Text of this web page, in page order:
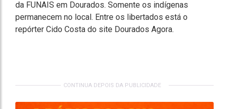
da FUNAIS em Dourados. Somente os indígenas
permanecem no local. Entre os libertados está o
repórter Cido Costa do site Dourados Agora.
CONTINUA DEPOIS DA PUBLICIDADE